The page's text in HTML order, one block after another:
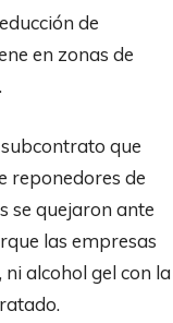
de
en zonas de
que
reponedores de
se quejaron ante
las empresas
alcohol gel con la